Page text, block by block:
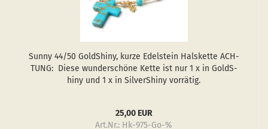
Sunny 44/50 GoldS­hiny, kurze Edel­stein Hals­ket­te ACH­
TUNG: Diese wun­der­schö­ne Kette ist nur 1 x in GoldS­
hiny und 1 x in Sil­verS­hiny vor­rä­tig.
25,00 EUR
Art.Nr.: Hk-975-Go-%